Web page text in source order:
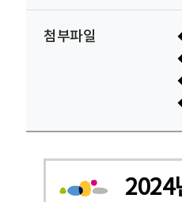
첨부파일
2024